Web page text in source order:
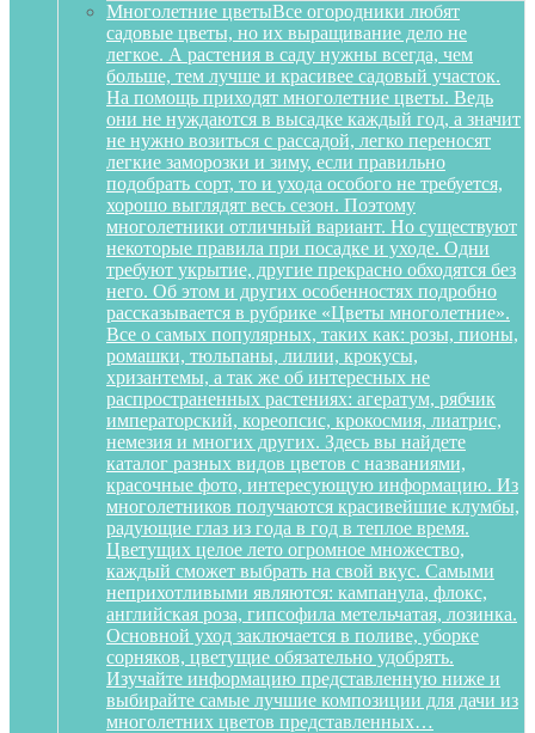
Многолетние цветыВсе огородники любят
садовые цветы, но их выращивание дело не
легкое. А растения в саду нужны всегда, чем
больше, тем лучше и красивее садовый участок.
На помощь приходят многолетние цветы. Ведь
они не нуждаются в высадке каждый год, а значит
не нужно возиться с рассадой, легко переносят
легкие заморозки и зиму, если правильно
подобрать сорт, то и ухода особого не требуется,
хорошо выглядят весь сезон. Поэтому
многолетники отличный вариант. Но существуют
некоторые правила при посадке и уходе. Одни
требуют укрытие, другие прекрасно обходятся без
него. Об этом и других особенностях подробно
рассказывается в рубрике «Цветы многолетние».
Все о самых популярных, таких как: розы, пионы,
ромашки, тюльпаны, лилии, крокусы,
хризантемы, а так же об интересных не
распространенных растениях: агератум, рябчик
императорский, кореопсис, крокосмия, лиатрис,
немезия и многих других. Здесь вы найдете
каталог разных видов цветов с названиями,
красочные фото, интересующую информацию. Из
многолетников получаются красивейшие клумбы,
радующие глаз из года в год в теплое время.
Цветущих целое лето огромное множество,
каждый сможет выбрать на свой вкус. Самыми
неприхотливыми являются: кампанула, флокс,
английская роза, гипсофила метельчатая, лозинка.
Основной уход заключается в поливе, уборке
сорняков, цветущие обязательно удобрять.
Изучайте информацию представленную ниже и
выбирайте самые лучшие композиции для дачи из
многолетних цветов представленных…